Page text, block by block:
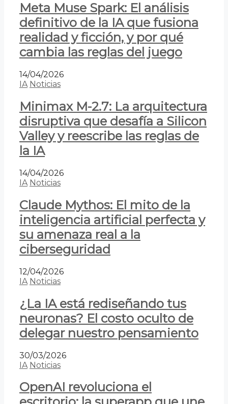
Meta Muse Spark: El análisis
definitivo de la IA que fusiona
realidad y ficción, y por qué
cambia las reglas del juego
14/04/2026
IA Noticias
Minimax M-2.7: La arquitectura
disruptiva que desafía a Silicon
Valley y reescribe las reglas de
la IA
14/04/2026
IA Noticias
Claude Mythos: El mito de la
inteligencia artificial perfecta y
su amenaza real a la
ciberseguridad
12/04/2026
IA Noticias
¿La IA está rediseñando tus
neuronas? El costo oculto de
delegar nuestro pensamiento
30/03/2026
IA Noticias
OpenAI revoluciona el